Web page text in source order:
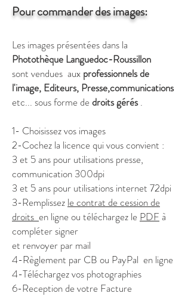
Pour commander des images:
Les images présentées dans la
Photothèque Languedoc-Roussillon
sont vendues aux professionnels de
l'image, Editeurs, Presse,communications
etc... sous forme dedroits gérés.
1- Choisissez vos images
2-Cochez la licence qui vous convient :
3 et 5 ans pour utilisations presse,
communication 300dpi
3 et 5 ans pour utilisations internet 72dpi
3-Remplissez lecontrat de cession de
droits en ligne ou téléchargez le PDF à
compléter signer
et renvoyer par mail
4-Règlement par CB ou PayPal en ligne
4-Téléchargez vos photographies
6-Reception de votre Facture